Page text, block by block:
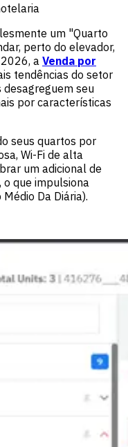
um "Quarto
perto do elevador,
a Venda por
tendências do setor
desagreguem seu
por características
seus quartos por
Wi-Fi de alta
um adicional de
que impulsiona
Médio Da Diária).